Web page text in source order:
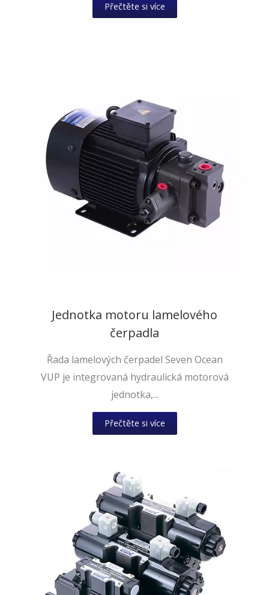
Přečtěte si více
Jednotka motoru lamelového
čerpadla
Řada lamelových čerpadel Seven Ocean
VUP je integrovaná hydraulická motorová
jednotka,...
Přečtěte si více